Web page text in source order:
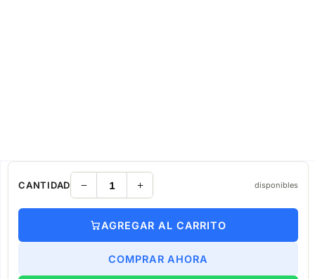
CANTIDAD disponibles
AGREGAR AL CARRITO
COMPRAR AHORA